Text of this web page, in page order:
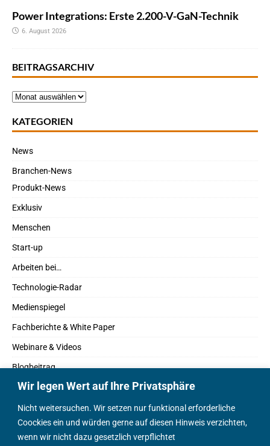
Wir legen Wert auf Ihre Privatsphäre
Nicht weitersuchen. Wir setzen nur funktional erforderliche
Coockies ein und würden gerne auf diesen Hinweis verzichten,
wenn wir nicht dazu gesetzlich verpflichtet
Power Integrations: Erste 2.200-V-GaN-Technik
6. August 2026
BEITRAGSARCHIV
KATEGORIEN
News
Branchen-News
Produkt-News
Exklusiv
Menschen
Start-up
Arbeiten bei…
Technologie-Radar
Medienspiegel
Fachberichte & White Paper
Webinare & Videos
Blogbeitrag
Fachbücher
Marktreport
Podcasts